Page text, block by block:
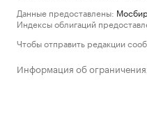
Данные предоставлены:
Индексы облигаций
Чтобы отправить редакции
Информация об